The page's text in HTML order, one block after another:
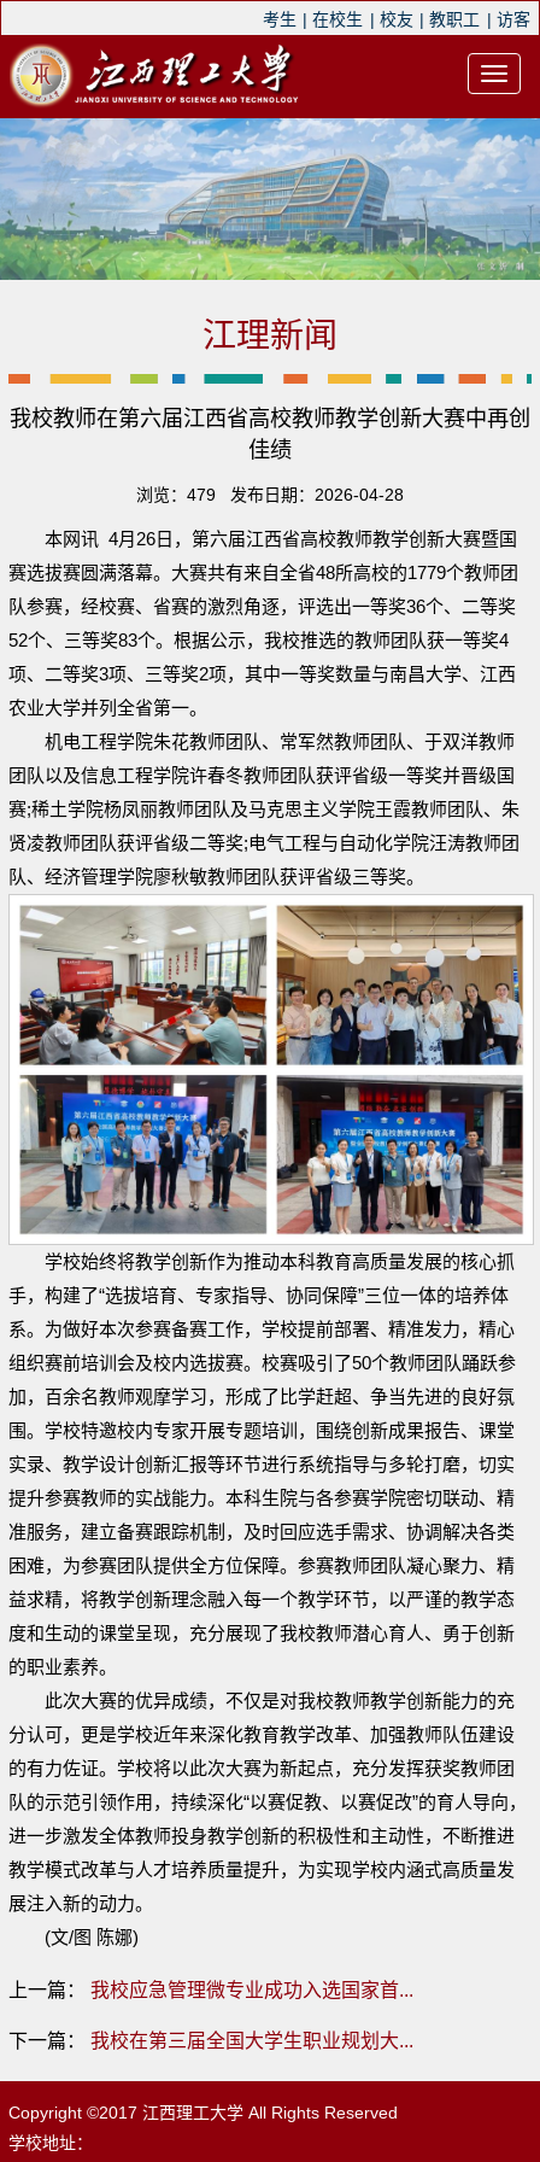
考生 | 在校生 | 校友 | 教职工 | 访客
江理新闻
我校教师在第六届江西省高校教师教学创新大赛中再创
佳绩
浏览： 479 发布日期：2026-04-28
本网讯 4月26日，第六届江西省高校教师教学创新大赛暨国
赛选拔赛圆满落幕。大赛共有来自全省48所高校的1779个教师团
队参赛，经校赛、省赛的激烈角逐，评选出一等奖36个、二等奖
52个、三等奖83个。根据公示，我校推选的教师团队获一等奖4
项、二等奖3项、三等奖2项，其中一等奖数量与南昌大学、江西
农业大学并列全省第一。
机电工程学院朱花教师团队、常军然教师团队、于双洋教师
团队以及信息工程学院许春冬教师团队获评省级一等奖并晋级国
赛;稀土学院杨凤丽教师团队及马克思主义学院王霞教师团队、朱
贤凌教师团队获评省级二等奖;电气工程与自动化学院汪涛教师团
队、经济管理学院廖秋敏教师团队获评省级三等奖。
学校始终将教学创新作为推动本科教育高质量发展的核心抓
手，构建了“选拔培育、专家指导、协同保障”三位一体的培养体
系。为做好本次参赛备赛工作，学校提前部署、精准发力，精心
组织赛前培训会及校内选拔赛。校赛吸引了50个教师团队踊跃参
加，百余名教师观摩学习，形成了比学赶超、争当先进的良好氛
围。学校特邀校内专家开展专题培训，围绕创新成果报告、课堂
实录、教学设计创新汇报等环节进行系统指导与多轮打磨，切实
提升参赛教师的实战能力。本科生院与各参赛学院密切联动、精
准服务，建立备赛跟踪机制，及时回应选手需求、协调解决各类
困难，为参赛团队提供全方位保障。参赛教师团队凝心聚力、精
益求精，将教学创新理念融入每一个教学环节，以严谨的教学态
度和生动的课堂呈现，充分展现了我校教师潜心育人、勇于创新
的职业素养。
此次大赛的优异成绩，不仅是对我校教师教学创新能力的充
分认可，更是学校近年来深化教育教学改革、加强教师队伍建设
的有力佐证。学校将以此次大赛为新起点，充分发挥获奖教师团
队的示范引领作用，持续深化“以赛促教、以赛促改”的育人导向，
进一步激发全体教师投身教学创新的积极性和主动性，不断推进
教学模式改革与人才培养质量提升，为实现学校内涵式高质量发
展注入新的动力。
(文/图 陈娜)
上一篇： 我校应急管理微专业成功入选国家首...
下一篇： 我校在第三届全国大学生职业规划大...
Copyright ©2017 江西理工大学 All Rights Reserved
学校地址：